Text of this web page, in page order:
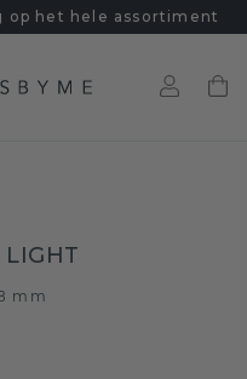
op het hele assortiment
LIGHT
mm